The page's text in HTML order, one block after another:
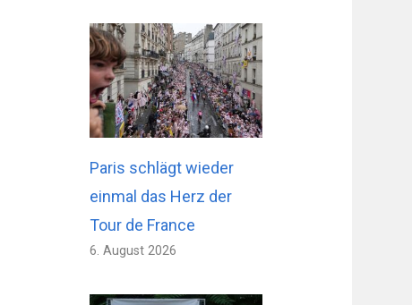
Paris schlägt wieder
einmal das Herz der
Tour de France
6. August 2026